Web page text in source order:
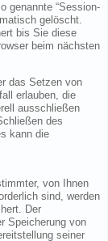
genannte “Session-
gelöscht.
bis Sie diese
beim nächsten
das Setzen von
erlauben, die
ausschließen
des
kann die
von Ihnen
sind, werden
Der
Speicherung von
seiner